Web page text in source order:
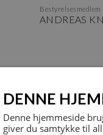
Bestyrelsesmedlem
ANDREAS
DENNE
Denne hjemmeside
giver du samtykke til